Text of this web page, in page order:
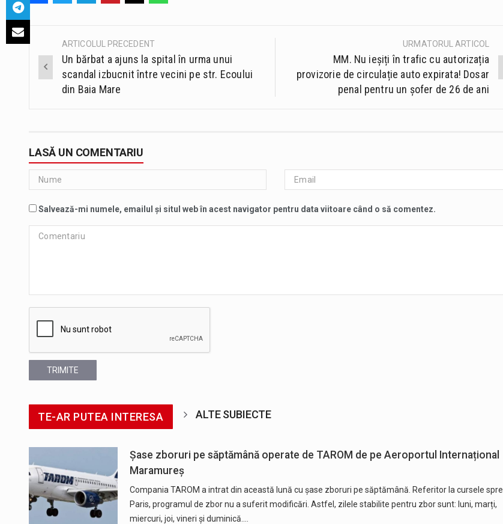
Post
navigation
ARTICOLUL PRECEDENT
Un bărbat a ajuns la spital în urma unui
scandal izbucnit între vecini pe str. Ecoului
din Baia Mare
URMATORUL ARTICOL
MM. Nu ieșiți în trafic cu autorizația
provizorie de circulație auto expirata! Dosar
penal pentru un șofer de 26 de ani
LASĂ UN COMENTARIU
Salvează-mi numele, emailul și situl web în acest navigator pentru data viitoare când o să comentez.
TRIMITE
TE-AR PUTEA INTERESA ALTE SUBIECTE
Șase zboruri pe săptămână operate de TAROM de pe Aeroportul Internațional
Maramureș
Compania TAROM a intrat din această lună cu șase zboruri pe săptămână. Referitor la cursele spre
Paris, programul de zbor nu a suferit modificări. Astfel, zilele stabilite pentru zbor sunt: luni, marți,
miercuri, joi, vineri și duminică.…